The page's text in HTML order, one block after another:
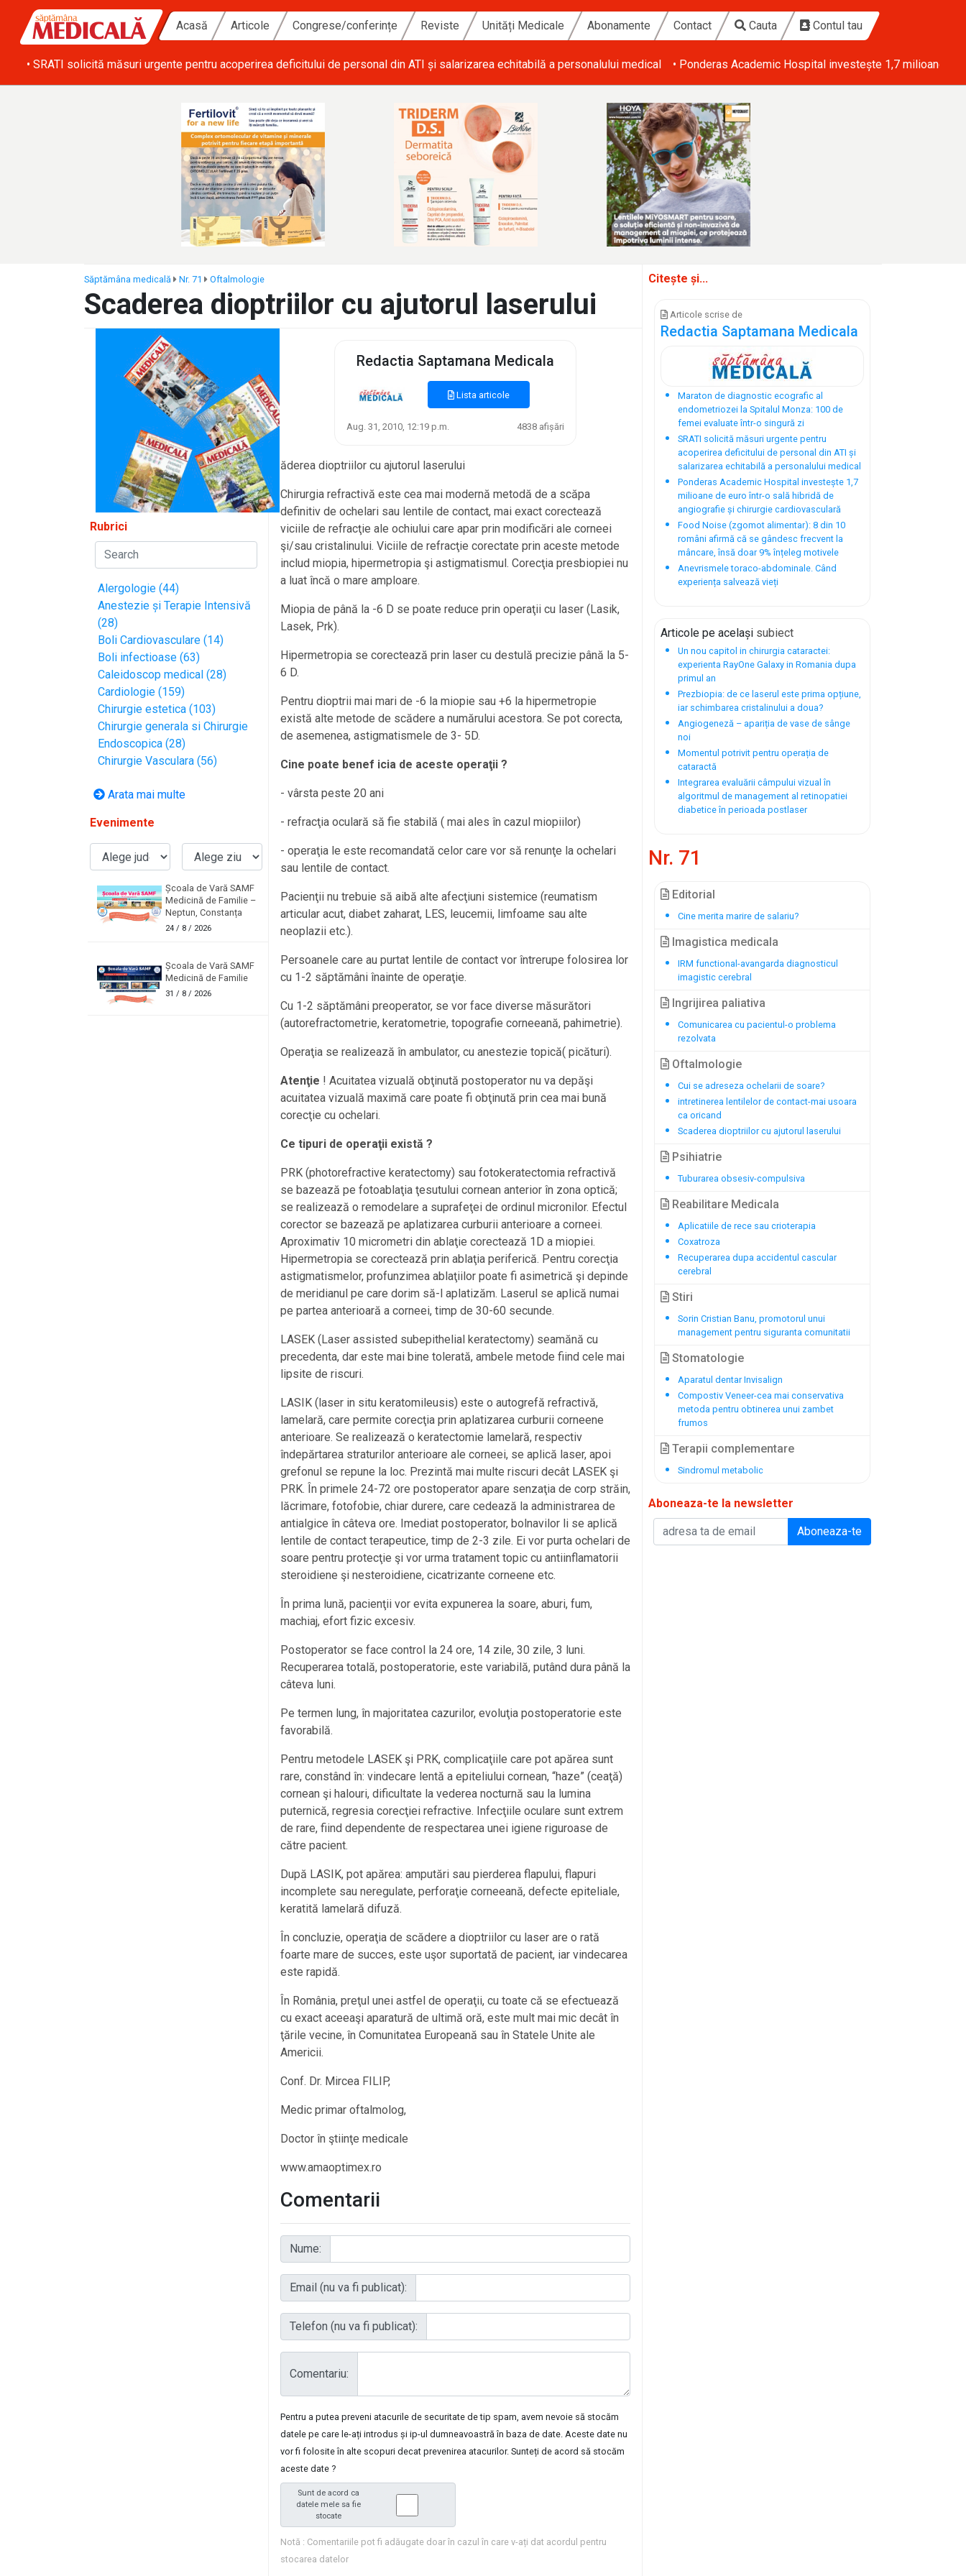
Acasă Articole Congrese/conferințe Reviste Unități Medicale Abonamente Contact Cauta Contul tau
• SRATI solicită măsuri urgente pentru acoperirea deficitului de personal din ATI și salarizarea echitabilă a personalului medical • Ponderas Academic Hospital investește 1,7 milioane
Săptămâna medicală Nr. 71 Oftalmologie
Scaderea dioptriilor cu ajutorul laserului
Rubrici
Alergologie (44)
Anestezie și Terapie Intensivă
(28)
Boli Cardiovasculare (14)
Boli infectioase (63)
Caleidoscop medical (28)
Cardiologie (159)
Chirurgie estetica (103)
Chirurgie generala si Chirurgie
Endoscopica (28)
Chirurgie Vasculara (56)
Arata mai multe
Evenimente
Școala de Vară SAMF
Medicină de Familie –
Neptun, Constanța
24/ 8 / 2026
Școala de Vară SAMF
Medicină de Familie
31 / 8 / 2026
Redactia Saptamana Medicala
Lista articole
Aug. 31, 2010, 12:19 p.m. 4838 afișări
ăderea dioptriilor cu ajutorul laserului
Chirurgia refractivă este cea mai modernă metodă de a scăpa
definitiv de ochelari sau lentile de contact, mai exact corectează
viciile de refracţie ale ochiului care apar prin modificări ale corneei
şi/sau cristalinului. Viciile de refracţie corectate prin aceste metode
includ miopia, hipermetropia şi astigmatismul. Corecţia presbiopiei nu
a luat încă o mare amploare.
Miopia de până la -6 D se poate reduce prin operaţii cu laser (Lasik,
Lasek, Prk).
Hipermetropia se corectează prin laser cu destulă precizie până la 5-
6 D.
Pentru dioptrii mai mari de -6 la miopie sau +6 la hipermetropie
există alte metode de scădere a numărului acestora. Se pot corecta,
de asemenea, astigmatismele de 3- 5D.
Cine poate benef icia de aceste operaţii ?
- vârsta peste 20 ani
- refracţia oculară să fie stabilă ( mai ales în cazul miopiilor)
- operaţia le este recomandată celor care vor să renunţe la ochelari
sau lentile de contact.
Pacienţii nu trebuie să aibă alte afecţiuni sistemice (reumatism
articular acut, diabet zaharat, LES, leucemii, limfoame sau alte
neoplazii etc.).
Persoanele care au purtat lentile de contact vor întrerupe folosirea lor
cu 1-2 săptămâni înainte de operaţie.
Cu 1-2 săptămâni preoperator, se vor face diverse măsurători
(autorefractometrie, keratometrie, topografie corneeană, pahimetrie).
Operaţia se realizează în ambulator, cu anestezie topică( picături).
Atenţie ! Acuitatea vizuală obţinută postoperator nu va depăşi
acuitatea vizuală maximă care poate fi obţinută prin cea mai bună
corecţie cu ochelari.
Ce tipuri de operaţii există ?
PRK (photorefractive keratectomy) sau fotokeratectomia refractivă
se bazează pe fotoablaţia ţesutului cornean anterior în zona optică;
se realizează o remodelare a suprafeţei de ordinul micronilor. Efectul
corector se bazează pe aplatizarea curburii anterioare a corneei.
Aproximativ 10 micrometri din ablaţie corectează 1D a miopiei.
Hipermetropia se corectează prin ablaţia periferică. Pentru corecţia
astigmatismelor, profunzimea ablaţiilor poate fi asimetrică şi depinde
de meridianul pe care dorim să-l aplatizăm. Laserul se aplică numai
pe partea anterioară a corneei, timp de 30-60 secunde.
LASEK (Laser assisted subepithelial keratectomy) seamănă cu
precedenta, dar este mai bine tolerată, ambele metode fiind cele mai
lipsite de riscuri.
LASIK (laser in situ keratomileusis) este o autogrefă refractivă,
lamelară, care permite corecţia prin aplatizarea curburii corneene
anterioare. Se realizează o keratectomie lamelară, respectiv
îndepărtarea straturilor anterioare ale corneei, se aplică laser, apoi
grefonul se repune la loc. Prezintă mai multe riscuri decât LASEK şi
PRK. În primele 24-72 ore postoperator apare senzaţia de corp străin,
lăcrimare, fotofobie, chiar durere, care cedează la administrarea de
antialgice în câteva ore. Imediat postoperator, bolnavilor li se aplică
lentile de contact terapeutice, timp de 2-3 zile. Ei vor purta ochelari de
soare pentru protecţie şi vor urma tratament topic cu antiinflamatorii
steroidiene şi nesteroidiene, cicatrizante corneene etc.
În prima lună, pacienţii vor evita expunerea la soare, aburi, fum,
machiaj, efort fizic excesiv.
Postoperator se face control la 24 ore, 14 zile, 30 zile, 3 luni.
Recuperarea totală, postoperatorie, este variabilă, putând dura până la
câteva luni.
Pe termen lung, în majoritatea cazurilor, evoluţia postoperatorie este
favorabilă.
Pentru metodele LASEK şi PRK, complicaţiile care pot apărea sunt
rare, constând în: vindecare lentă a epiteliului cornean, “haze” (ceaţă)
cornean şi halouri, dificultate la vederea nocturnă sau la lumina
puternică, regresia corecţiei refractive. Infecţiile oculare sunt extrem
de rare, fiind dependente de respectarea unei igiene riguroase de
către pacient.
După LASIK, pot apărea: amputări sau pierderea flapului, flapuri
incomplete sau neregulate, perforaţie corneeană, defecte epiteliale,
keratită lamelară difuză.
În concluzie, operaţia de scădere a dioptriilor cu laser are o rată
foarte mare de succes, este uşor suportată de pacient, iar vindecarea
este rapidă.
În România, preţul unei astfel de operaţii, cu toate că se efectuează
cu exact aceeaşi aparatură de ultimă oră, este mult mai mic decât în
ţările vecine, în Comunitatea Europeană sau în Statele Unite ale
Americii.
Conf. Dr. Mircea FILIP,
Medic primar oftalmolog,
Doctor în ştiinţe medicale
www.amaoptimex.ro
Comentarii
Nume:
Email (nu va fi publicat):
Telefon (nu va fi publicat):
Comentariu:
Pentru a putea preveni atacurile de securitate de tip spam, avem nevoie să stocăm
datele pe care le-ați introdus și ip-ul dumneavoastră în baza de date. Aceste date nu
vor fi folosite în alte scopuri decat prevenirea atacurilor. Sunteți de acord să stocăm
aceste date ?
Sunt de acord ca
datele mele sa fie
stocate
Notă : Comentariile pot fi adăugate doar în cazul în care v-ați dat acordul pentru
stocarea datelor
Citește și...
Articole scrise de
Redactia Saptamana Medicala
Maraton de diagnostic ecografic al
endometriozei la Spitalul Monza: 100 de
femei evaluate într-o singură zi
SRATI solicită măsuri urgente pentru
acoperirea deficitului de personal din ATI și
salarizarea echitabilă a personalului medical
Ponderas Academic Hospital investește 1,7
milioane de euro într-o sală hibridă de
angiografie și chirurgie cardiovasculară
Food Noise (zgomot alimentar): 8 din 10
români afirmă că se gândesc frecvent la
mâncare, însă doar 9% înțeleg motivele
Anevrismele toraco-abdominale. Când
experiența salvează vieți
Articole pe același subiect
Un nou capitol in chirurgia cataractei:
experienta RayOne Galaxy in Romania dupa
primul an
Prezbiopia: de ce laserul este prima opțiune,
iar schimbarea cristalinului a doua?
Angiogeneză – apariția de vase de sânge
noi
Momentul potrivit pentru operația de
cataractă
Integrarea evaluării câmpului vizual în
algoritmul de management al retinopatiei
diabetice în perioada postlaser
Nr. 71
Editorial
Cine merita marire de salariu?
Imagistica medicala
IRM functional-avangarda diagnosticul
imagistic cerebral
Ingrijirea paliativa
Comunicarea cu pacientul-o problema
rezolvata
Oftalmologie
Cui se adreseza ochelarii de soare?
intretinerea lentilelor de contact-mai usoara
ca oricand
Scaderea dioptriilor cu ajutorul laserului
Psihiatrie
Tuburarea obsesiv-compulsiva
Reabilitare Medicala
Aplicatiile de rece sau crioterapia
Coxatroza
Recuperarea dupa accidentul cascular
cerebral
Stiri
Sorin Cristian Banu, promotorul unui
management pentru siguranta comunitatii
Stomatologie
Aparatul dentar Invisalign
Compostiv Veneer-cea mai conservativa
metoda pentru obtinerea unui zambet
frumos
Terapii complementare
Sindromul metabolic
Aboneaza-te la newsletter
Aboneaza-te